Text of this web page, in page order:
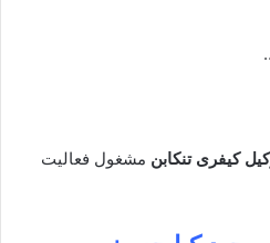
کیفری تنکابن مشغول فعالیت